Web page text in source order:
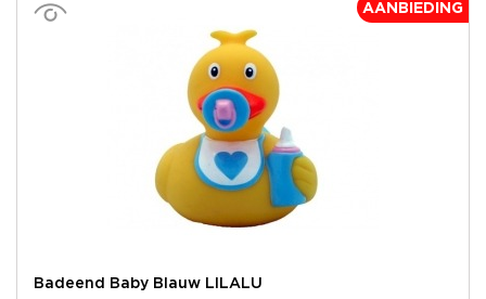
AANBIEDING
Badeend Baby Blauw LILALU